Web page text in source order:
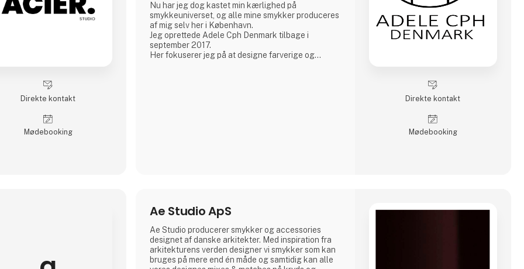
Direkte kontakt
Møde­booking
Nu har jeg dog kastet min kærlighed på
smykkeuniverset, og alle mine smykker produceres
af mig selv her i København.
Jeg oprettede Adele Cph Denmark tilbage i
september 2017.
Her fokuserer jeg på at designe farverige og
Direkte kontakt
Møde­booking
Ae Studio ApS
Ae Studio producerer smykker og accessories
designet af danske arkitekter. Med inspiration fra
arkitekturens verden designer vi smykker som kan
bruges på mere end én måde og samtidig kan alle